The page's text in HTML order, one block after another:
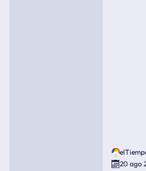
20 ago